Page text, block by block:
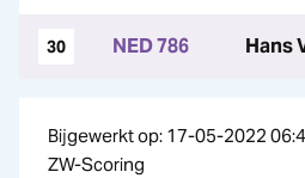
30 NED 786 Hans
Bijgewerkt op: 17-05-2022
ZW-Scoring